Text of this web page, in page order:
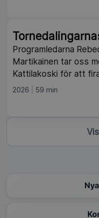
Programledarna
Martikainen tar oss
Kattilakoski för att
2026 59 min